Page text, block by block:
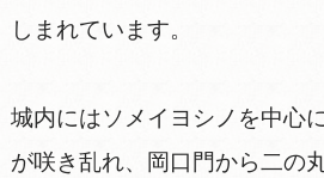
しまれています。
城内にはソメイヨシノを中心
が咲き乱れ、岡口門から二の